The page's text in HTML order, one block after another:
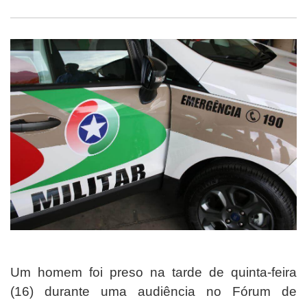
Um homem foi preso na tarde de quinta-feira
(16) durante uma audiência no Fórum de